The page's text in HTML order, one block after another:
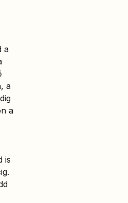
a
a
a
is